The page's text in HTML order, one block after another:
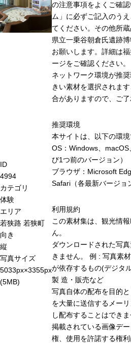
ID
4994
カテゴリ
体験
エリア
若狭路 若狭町
向き
縦
写真サイズ
5033px×3355px
(5MB)
の注意事項をよくご確
ム」に必ずご記入のう
てください。その他所
県立一乗谷朝倉氏遺跡
お願いします。詳細は
ージをご確認ください。
ネットワーク環境が推
きい素材を選択されま
合がありますので、ご了
推奨環境
本サイトは、以下の環
OS：Windows、
び1つ前のバージョン）
ブラウザ：Microsoft
Safari（各最新バージョ
利用規約
この素材集は、観光情
ん。
ダウンロードされた写
きません。 例 : 写真素
が依存するもの(デジタ
製 造・販売など
写真自体の配布を目的
を大量に送信するメー
し配布することはできま
掲載されている画像デ
権、使用を許諾する権